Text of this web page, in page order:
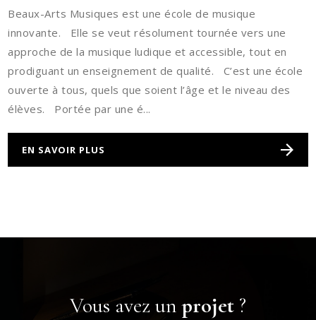
Beaux-Arts Musiques est une école de musique
innovante. Elle se veut résolument tournée vers une
approche de la musique ludique et accessible, tout en
prodiguant un enseignement de qualité. C’est une école
ouverte à tous, quels que soient l’âge et le niveau des
élèves. Portée par une é...
EN SAVOIR PLUS
Vous avez unprojet ?